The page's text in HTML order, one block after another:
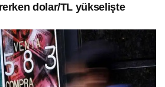
dolar/TL yükselişte